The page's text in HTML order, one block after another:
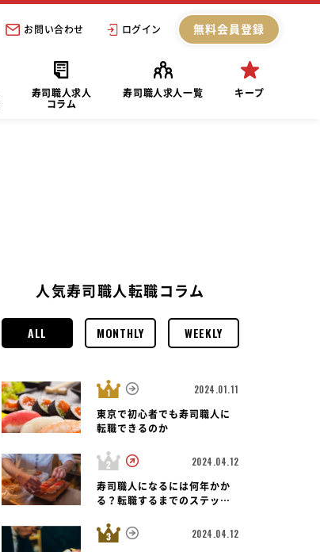
お問い合わせ ログイン 無料会員登録
寿司職人求人
コラム
寿司職人求人一覧 キープ
人気寿司職人転職コラム
ALL MONTHLY WEEKLY
2024.01.11
東京で初心者でも寿司職人に
転職できるのか
2024.04.12
寿司職人になるには何年かか
る？転職するまでのステップ
2024.04.12